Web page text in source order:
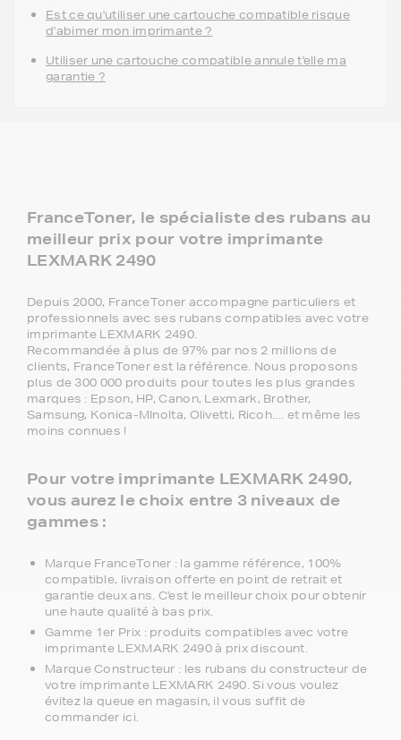
Est ce qu'utiliser une cartouche compatible risque
d'abimer mon imprimante ?
Utiliser une cartouche compatible annule t'elle ma
garantie ?
FranceToner, le spécialiste des rubans au
meilleur prix pour votre imprimante
LEXMARK 2490
Depuis 2000, FranceToner accompagne particuliers et
professionnels avec ses rubans compatibles avec votre
imprimante LEXMARK 2490.
Recommandée à plus de 97% par nos 2 millions de
clients, FranceToner est la référence. Nous proposons
plus de 300 000 produits pour toutes les plus grandes
marques : Epson, HP, Canon, Lexmark, Brother,
Samsung, Konica-MInolta, Olivetti, Ricoh.... et même les
moins connues !
Pour votre imprimante LEXMARK 2490,
vous aurez le choix entre 3 niveaux de
gammes :
Marque FranceToner : la gamme référence, 100%
compatible, livraison offerte en point de retrait et
garantie deux ans. C'est le meilleur choix pour obtenir
une haute qualité à bas prix.
Gamme 1er Prix : produits compatibles avec votre
imprimante LEXMARK 2490 à prix discount.
Marque Constructeur : les rubans du constructeur de
votre imprimante LEXMARK 2490. Si vous voulez
évitez la queue en magasin, il vous suffit de
commander ici.